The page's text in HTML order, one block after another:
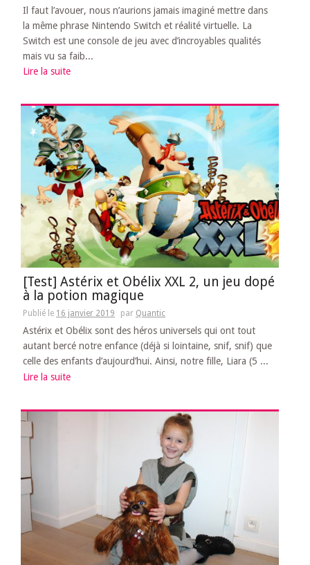
Il faut l’avouer, nous n’aurions jamais imaginé mettre dans
la même phrase Nintendo Switch et réalité virtuelle. La
Switch est une console de jeu avec d’incroyables qualités
mais vu sa faib...
Lire la suite
[Test] Astérix et Obélix XXL 2, un jeu dopé
à la potion magique
Publié le 16 janvier 2019 par Quantic
Astérix et Obélix sont des héros universels qui ont tout
autant bercé notre enfance (déjà si lointaine, snif, snif) que
celle des enfants d’aujourd’hui. Ainsi, notre fille, Liara (5 ...
Lire la suite